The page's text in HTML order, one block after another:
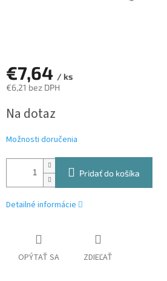
€7,64 / ks
€6,21 bez DPH
cena:
Na dotaz
Možnosti doručenia
Pridať do košíka
Detailné informácie
OPÝTAŤ SA ZDIEĽAŤ